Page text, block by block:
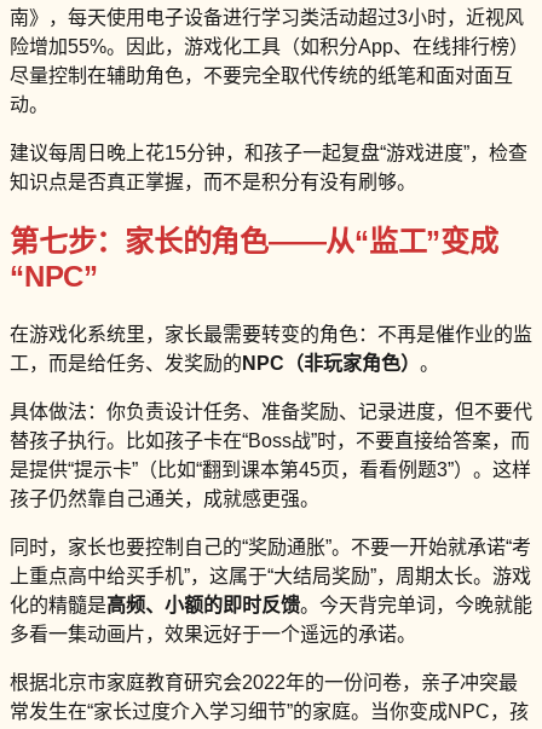
南》，每天使用电子设备进行学习类活动超过3小时，近视风
险增加55%。因此，游戏化工具（如积分App、在线排行榜）
尽量控制在辅助角色，不要完全取代传统的纸笔和面对面互
动。
建议每周日晚上花15分钟，和孩子一起复盘“游戏进度”，检查
知识点是否真正掌握，而不是积分有没有刷够。
第七步：家长的角色——从“监工”变成
“NPC”
在游戏化系统里，家长最需要转变的角色：不再是催作业的监
工，而是给任务、发奖励的 NPC（非玩家角色） 。
具体做法：你负责设计任务、准备奖励、记录进度，但不要代
替孩子执行。比如孩子卡在“Boss战”时，不要直接给答案，而
是提供“提示卡”（比如“翻到课本第45页，看看例题3”）。这样
孩子仍然靠自己通关，成就感更强。
同时，家长也要控制自己的“奖励通胀”。不要一开始就承诺“考
上重点高中给买手机”，这属于“大结局奖励”，周期太长。游戏
化的精髓是高频、小额的即时反馈。今天背完单词，今晚就能
多看一集动画片，效果远好于一个遥远的承诺。
根据北京市家庭教育研究会2022年的一份问卷，亲子冲突最
常发生在“家长过度介入学习细节”的家庭。当你变成NPC，孩